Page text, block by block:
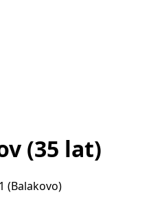
(35 lat)
(Balakovo)